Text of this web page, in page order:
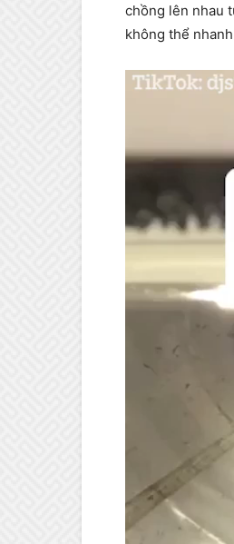
chồng lên nhau
không thể